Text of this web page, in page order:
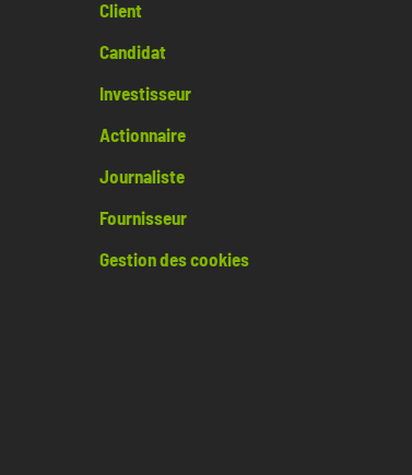
Client
Candidat
Investisseur
Actionnaire
Journaliste
Fournisseur
Gestion des cookies